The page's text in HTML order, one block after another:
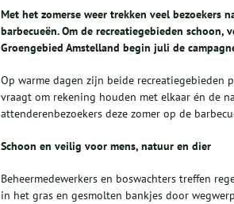
Met het zomerse weer trekken veel bezoekers
barbecueën. Om de recreatiegebieden
Groengebied Amstelland begin juli de campagne
Op warme dagen zijn beide recreatiegebieden
vraagt om rekening houden met elkaar én de
attenderenbezoekers deze zomer op de
Schoon en veilig voor mens, natuur en dier
Beheermedewerkers en boswachters treffen
in het gras en gesmolten bankjes door